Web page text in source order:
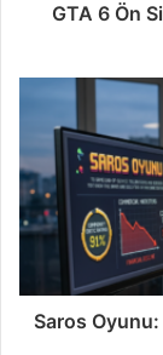
GTA 6 Ön
Saros